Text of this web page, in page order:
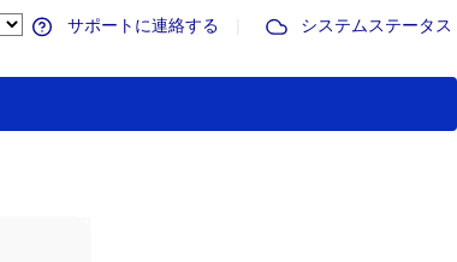
サポートに連絡する システムステータス